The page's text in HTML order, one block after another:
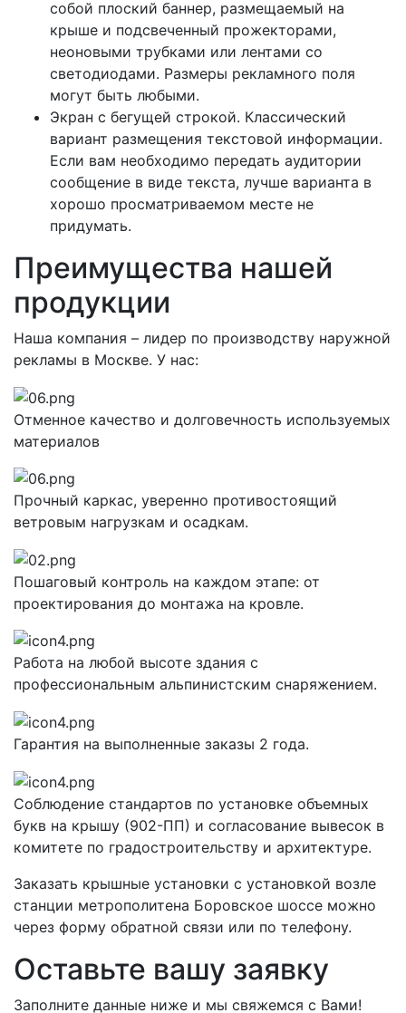
собой плоский баннер, размещаемый на
крыше и подсвеченный прожекторами,
неоновыми трубками или лентами со
светодиодами. Размеры рекламного поля
могут быть любыми.
Экран с бегущей строкой. Классический
вариант размещения текстовой информации.
Если вам необходимо передать аудитории
сообщение в виде текста, лучше варианта в
хорошо просматриваемом месте не
придумать.
Преимущества нашей
продукции
Наша компания – лидер по производству наружной
рекламы в Москве. У нас:
Отменное качество и долговечность используемых
материалов
Прочный каркас, уверенно противостоящий
ветровым нагрузкам и осадкам.
Пошаговый контроль на каждом этапе: от
проектирования до монтажа на кровле.
Работа на любой высоте здания с
профессиональным альпинистским снаряжением.
Гарантия на выполненные заказы 2 года.
Соблюдение стандартов по установке объемных
букв на крышу (902-ПП) и согласование вывесок в
комитете по градостроительству и архитектуре.
Заказать крышные установки с установкой возле
станции метрополитена Боровское шоссе можно
через форму обратной связи или по телефону.
Оставьте вашу заявку
Заполните данные ниже и мы свяжемся с Вами!